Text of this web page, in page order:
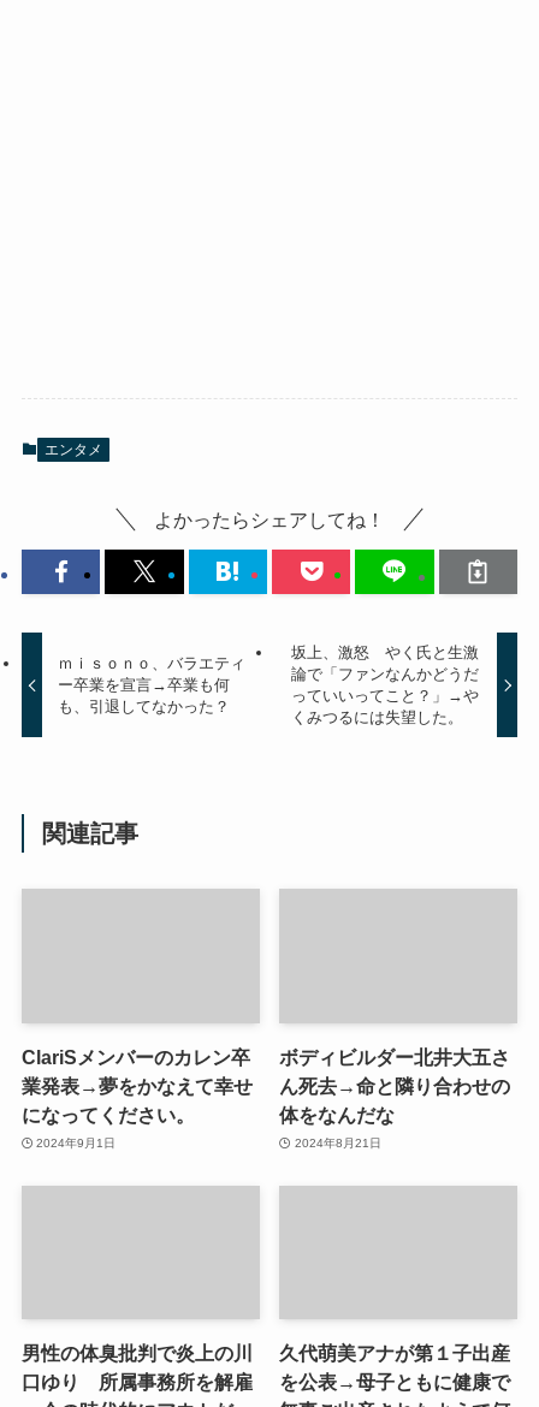
エンタメ
よかったらシェアしてね！
ｍｉｓｏｎｏ、バラエティ
ー卒業を宣言→卒業も何
も、引退してなかった？
坂上、激怒 やく氏と生激
論で「ファンなんかどうだ
っていいってこと？」→や
くみつるには失望した。
関連記事
ClariSメンバーのカレン卒
業発表→夢をかなえて幸せ
になってください。
2024年9月1日
ボディビルダー北井大五さ
ん死去→命と隣り合わせの
体をなんだな
2024年8月21日
男性の体臭批判で炎上の川
口ゆり 所属事務所を解雇
久代萌美アナが第１子出産
を公表→母子ともに健康で